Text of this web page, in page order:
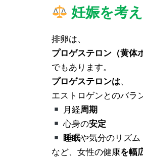
妊娠を考
排卵は、
プロゲステロン（黄体
でもあります。
プロゲステロンは、
エストロゲンとのバラ
月経周期
心身の安定
睡眠や気分のリズム
など、女性の健康を幅